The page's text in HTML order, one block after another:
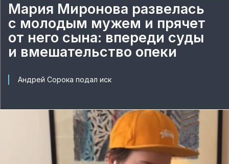
Мария Миронова развелась
с молодым мужем и прячет
от него сына: впереди суды
и вмешательство опеки
Андрей Сорока подал иск